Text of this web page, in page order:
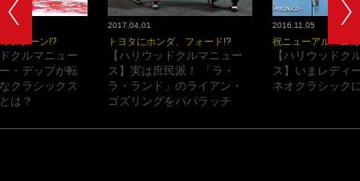
2017.04.01
トヨタにホンダ、フォード!?
【ハリウッドクルマニュー
ス】実は庶民派！ 「ラ・
ラ・ランド」のライアン・
ゴズリングをパパラッチ
2016.11.05
祝ニューアルバム
【ハリウッドク
ス】いまレディ
ネオクラシック
ンシーン!?
クルマニュー
・デップが転
クラシックス
は？